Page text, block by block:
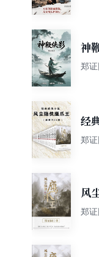
神
郑
经
王
郑
风
郑